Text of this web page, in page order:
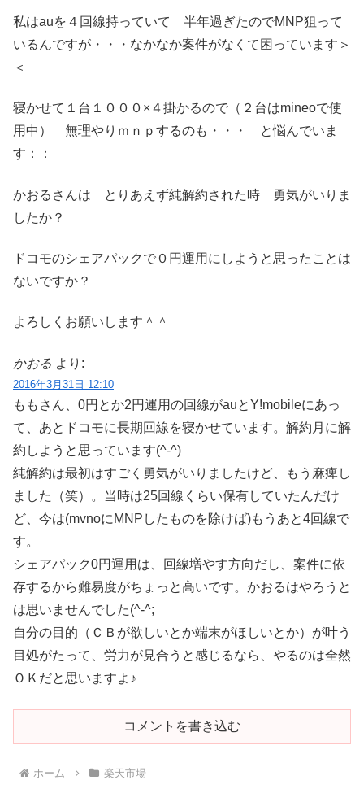
私はauを４回線持っていて 半年過ぎたのでMNP狙って
いるんですが・・・なかなか案件がなくて困っています＞
＜
寝かせて１台１０００×４掛かるので（２台はmineoで使
用中） 無理やりｍｎｐするのも・・・ と悩んでいま
す：：
かおるさんは とりあえず純解約された時 勇気がいりま
したか？
ドコモのシェアパックで０円運用にしようと思ったことは
ないですか？
よろしくお願いします＾＾
かおる より:
2016年3月31日 12:10
ももさん、0円とか2円運用の回線がauとY!mobileにあっ
て、あとドコモに長期回線を寝かせています。解約月に解
約しようと思っています(^-^)
純解約は最初はすごく勇気がいりましたけど、もう麻痺し
ました（笑）。当時は25回線くらい保有していたんだけ
ど、今は(mvnoにMNPしたものを除けば)もうあと4回線で
す。
シェアパック0円運用は、回線増やす方向だし、案件に依
存するから難易度がちょっと高いです。かおるはやろうと
は思いませんでした(^-^;
自分の目的（ＣＢが欲しいとか端末がほしいとか）が叶う
目処がたって、労力が見合うと感じるなら、やるのは全然
ＯＫだと思いますよ♪
コメントを書き込む
ホーム 楽天市場